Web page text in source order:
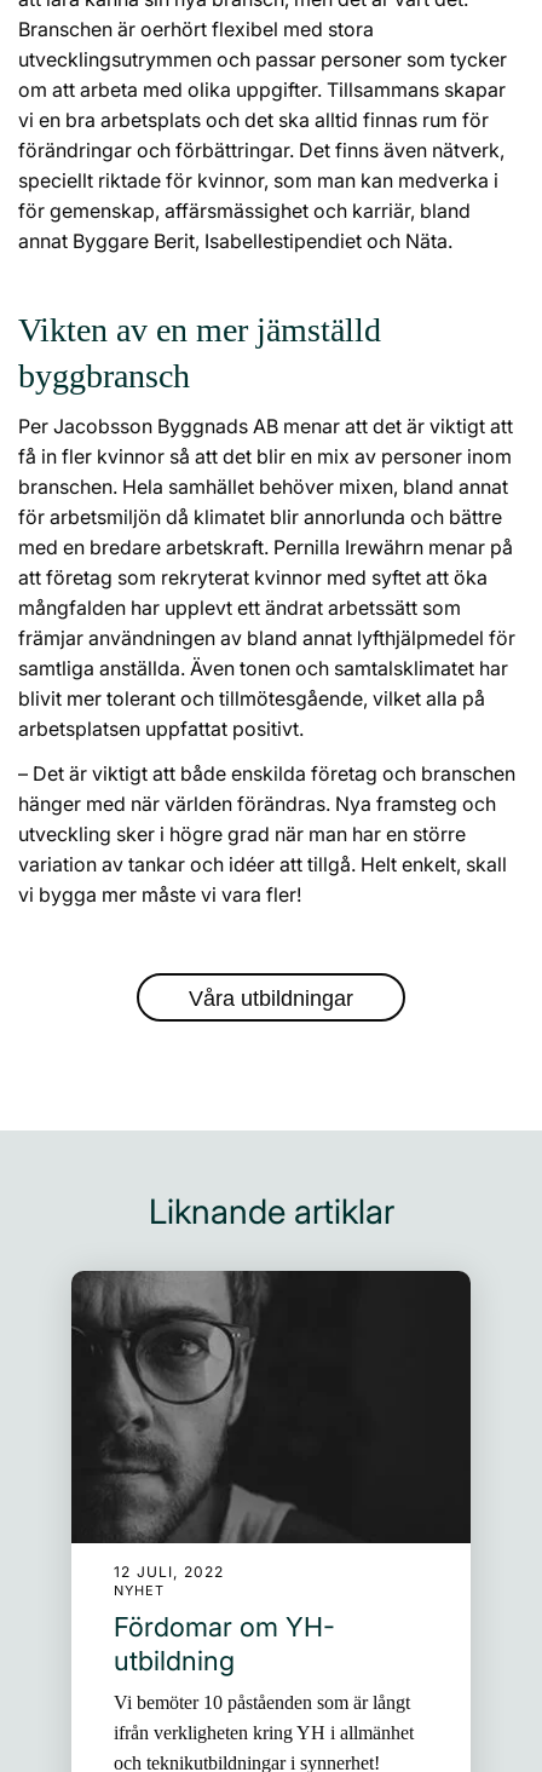
Branschen är oerhört flexibel med stora
utvecklingsutrymmen och passar personer som tycker
om att arbeta med olika uppgifter. Tillsammans skapar
vi en bra arbetsplats och det ska alltid finnas rum för
förändringar och förbättringar. Det finns även nätverk,
speciellt riktade för kvinnor, som man kan medverka i
för gemenskap, affärsmässighet och karriär, bland
annat Byggare Berit, Isabellestipendiet och Näta.
Vikten av en mer jämställd
byggbransch
Per Jacobsson Byggnads AB menar att det är viktigt att
få in fler kvinnor så att det blir en mix av personer inom
branschen. Hela samhället behöver mixen, bland annat
för arbetsmiljön då klimatet blir annorlunda och bättre
med en bredare arbetskraft. Pernilla Irewährn menar på
att företag som rekryterat kvinnor med syftet att öka
mångfalden har upplevt ett ändrat arbetssätt som
främjar användningen av bland annat lyfthjälpmedel för
samtliga anställda. Även tonen och samtalsklimatet har
blivit mer tolerant och tillmötesgående, vilket alla på
arbetsplatsen uppfattat positivt.
– Det är viktigt att både enskilda företag och branschen
hänger med när världen förändras. Nya framsteg och
utveckling sker i högre grad när man har en större
variation av tankar och idéer att tillgå. Helt enkelt, skall
vi bygga mer måste vi vara fler!
Våra utbildningar
Liknande artiklar
12 JULI, 2022
NYHET
Fördomar om YH-
utbildning
Vi bemöter 10 påståenden som är långt
ifrån verkligheten kring YH i allmänhet
och teknikutbildningar i synnerhet!